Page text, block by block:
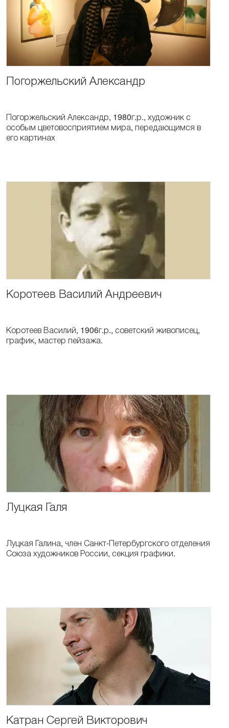
Погоржельский Александр
Погоржельский Александр, 1980г.р., художник с
особым цветовосприятием мира, передающимся в
его картинах
Коротеев Василий Андреевич
Коротеев Василий, 1906г.р., советский живописец,
график, мастер пейзажа.
Луцкая Галя
Луцкая Галина, член Санкт-Петербургского отделения
Союза художников России, секция графики.
Катран Сергей Викторович